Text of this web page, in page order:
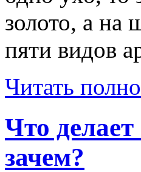
золото, а на
пяти видов
Читать
Что
зачем?